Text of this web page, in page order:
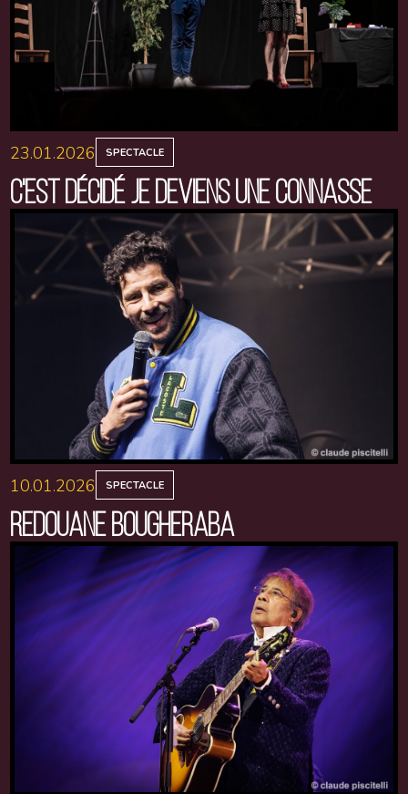
23.01.2026 SPECTACLE
C'EST DÉCIDÉ JE DEVIENS UNE CONNASSE
10.01.2026 SPECTACLE
REDOUANE BOUGHERABA